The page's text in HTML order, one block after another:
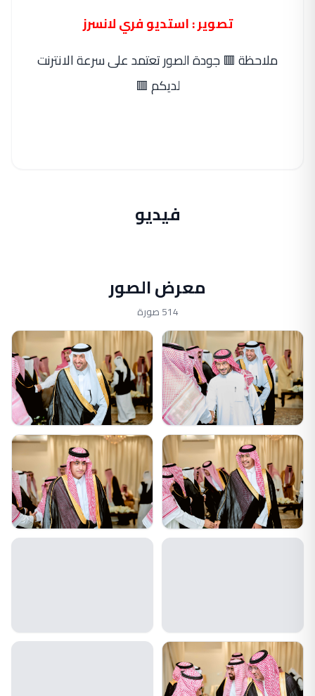
تصوير : استديو فري لانسرز
ملاحظة 🟥 جودة الصور تعتمد على سرعة الانترنت
لديكم 🟥
فيديو
معرض الصور
514 صورة